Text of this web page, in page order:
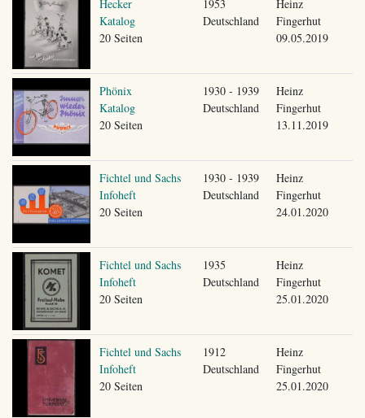
Hecker
Katalog
20 Seiten
1953
Deutschland
Heinz
Fingerhut
09.05.2019
Phönix
Katalog
20 Seiten
1930 - 1939
Deutschland
Heinz
Fingerhut
13.11.2019
Fichtel und Sachs
Infoheft
20 Seiten
1930 - 1939
Deutschland
Heinz
Fingerhut
24.01.2020
Fichtel und Sachs
Infoheft
20 Seiten
1935
Deutschland
Heinz
Fingerhut
25.01.2020
Fichtel und Sachs
Infoheft
20 Seiten
1912
Deutschland
Heinz
Fingerhut
25.01.2020